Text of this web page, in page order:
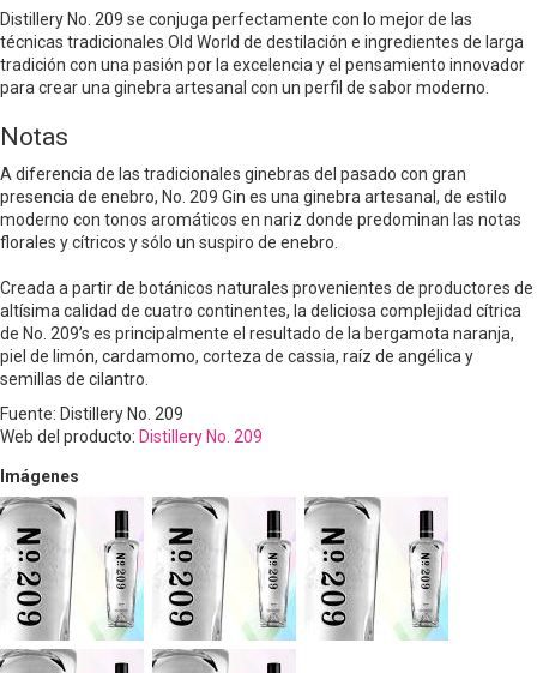
Distillery No. 209 se conjuga perfectamente con lo mejor de las
técnicas tradicionales Old World de destilación e ingredientes de larga
tradición con una pasión por la excelencia y el pensamiento innovador
para crear una ginebra artesanal con un perfil de sabor moderno.
Notas
A diferencia de las tradicionales ginebras del pasado con gran
presencia de enebro, No. 209 Gin es una ginebra artesanal, de estilo
moderno con tonos aromáticos en nariz donde predominan las notas
florales y cítricos y sólo un suspiro de enebro.
Creada a partir de botánicos naturales provenientes de productores de
altísima calidad de cuatro continentes, la deliciosa complejidad cítrica
de No. 209’s es principalmente el resultado de la bergamota naranja,
piel de limón, cardamomo, corteza de cassia, raíz de angélica y
semillas de cilantro.
Fuente: Distillery No. 209
Web del producto: Distillery No. 209
Imágenes